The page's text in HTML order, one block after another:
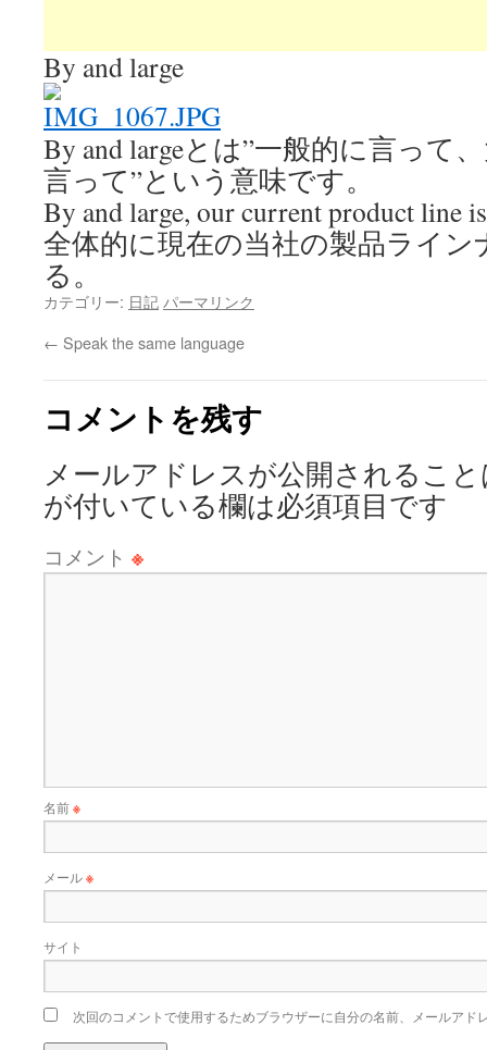
By and large
By and largeとは”一般的に言って
言って”という意味です。
By and large, our current product line is
全体的に現在の当社の製品ライ
る。
カテゴリー: 日記 パーマリンク
← Speak the same language
コメントを残す
メールアドレスが公開されるこ
が付いている欄は必須項目です
コメント ※
名前※
メール※
サイト
次回のコメントで使用するためブラウザーに自分の名前、メールアド